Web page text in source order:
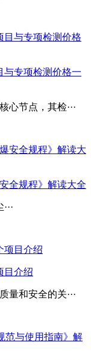
与专项检测价格一
心节点，其检···
全规程》解读大全
目介绍
量和安全的关···